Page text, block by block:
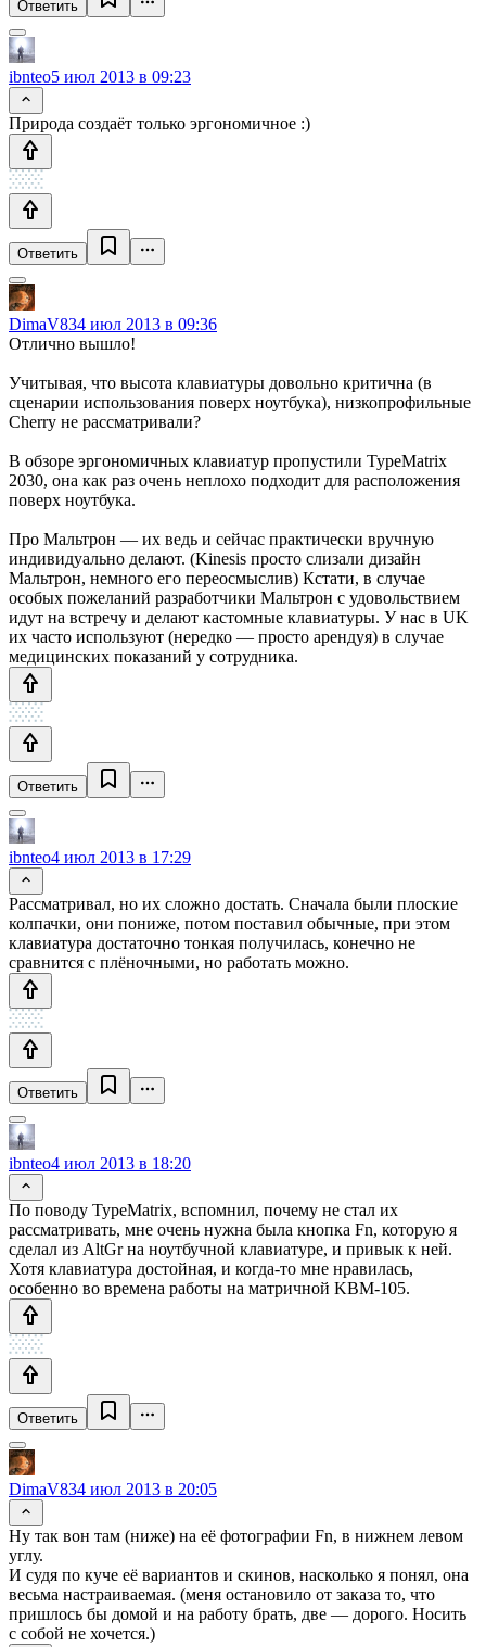
Ответить
ibnteo5 июл 2013 в 09:23
Природа создаёт только эргономичное :)
Ответить
DimaV834 июл 2013 в 09:36
Отлично вышло!
Учитывая, что высота клавиатуры довольно критична (в
сценарии использования поверх ноутбука), низкопрофильные
Cherry не рассматривали?
В обзоре эргономичных клавиатур пропустили TypeMatrix
2030, она как раз очень неплохо подходит для расположения
поверх ноутбука.
Про Мальтрон — их ведь и сейчас практически вручную
индивидуально делают. (Kinesis просто слизали дизайн
Мальтрон, немного его переосмыслив) Кстати, в случае
особых пожеланий разработчики Мальтрон с удовольствием
идут на встречу и делают кастомные клавиатуры. У нас в UK
их часто используют (нередко — просто арендуя) в случае
медицинских показаний у сотрудника.
Ответить
ibnteo4 июл 2013 в 17:29
Рассматривал, но их сложно достать. Сначала были плоские
колпачки, они пониже, потом поставил обычные, при этом
клавиатура достаточно тонкая получилась, конечно не
сравнится с плёночными, но работать можно.
Ответить
ibnteo4 июл 2013 в 18:20
По поводу TypeMatrix, вспомнил, почему не стал их
рассматривать, мне очень нужна была кнопка Fn, которую я
сделал из AltGr на ноутбучной клавиатуре, и привык к ней.
Хотя клавиатура достойная, и когда-то мне нравилась,
особенно во времена работы на матричной KBM-105.
Ответить
DimaV834 июл 2013 в 20:05
Ну так вон там (ниже) на её фотографии Fn, в нижнем левом
углу.
И судя по куче её вариантов и скинов, насколько я понял, она
весьма настраиваемая. (меня остановило от заказа то, что
пришлось бы домой и на работу брать, две — дорого. Носить
с собой не хочется.)